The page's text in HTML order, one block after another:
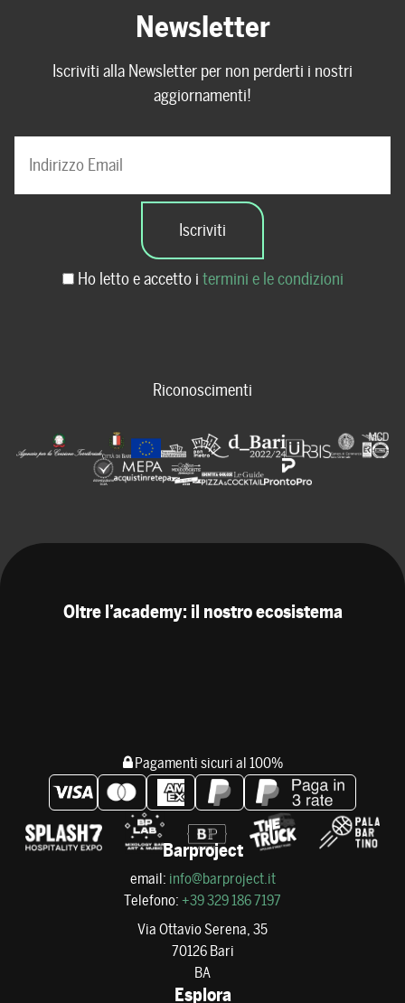
Newsletter
Iscriviti alla Newsletter per non perderti i nostri
aggiornamenti!
Ho letto e accetto i termini e le condizioni
Riconoscimenti
Oltre l’academy: il nostro ecosistema
Pagamenti sicuri al 100%
Barproject
email: info@barproject.it
Telefono: +39 329 186 7197
Via Ottavio Serena, 35
70126 Bari
BA
Esplora